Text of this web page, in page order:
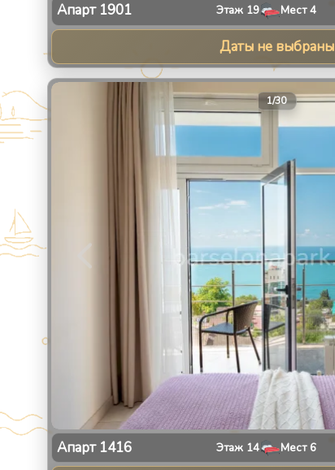
Апарт 1901 Этаж 19 Мест4
Даты не выбраны
1/30
Апарт 1416 Этаж 14 Мест 6